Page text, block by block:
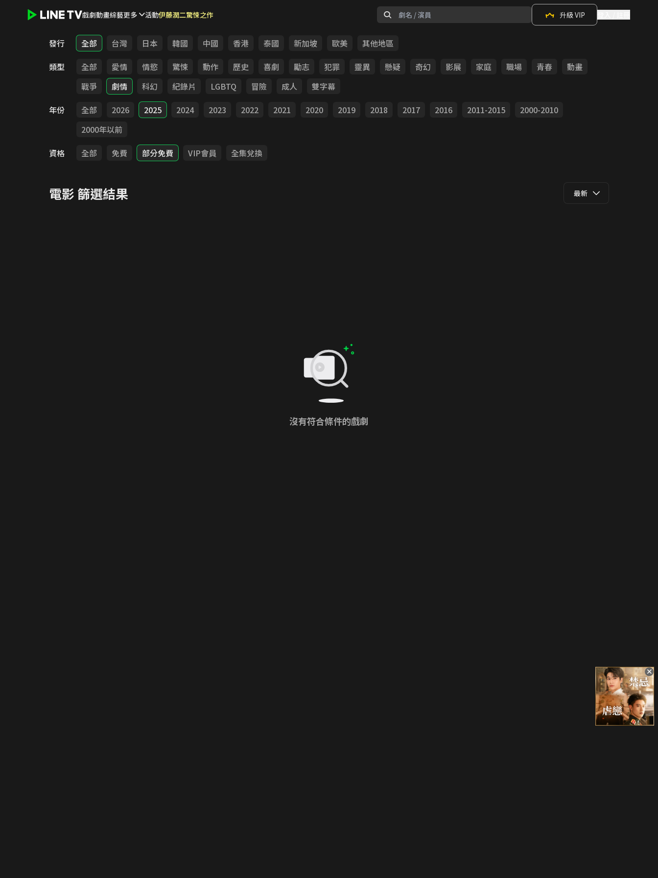
戲劇動畫綜藝更多 活動伊藤潤二驚悚之作 升級 VIP
發行 全部 台灣 日本 韓國 中國 香港 泰國 新加坡 歐美
其他地區
類型
全部 愛情 情慾 驚悚 動作 歷史 喜劇 勵志 犯罪 靈異 懸疑 奇幻 影展 家庭 職場 青春
動畫
戰爭
劇情 科幻 紀錄片 LGBTQ 冒險 成人
雙字幕
年份
全部 2026 2025 2024 2023 2022 2021 2020 2019 2018 2017 2016 2011-2015
2000-2010
2000年以前
資格
全部 免費 部分免費 VIP會員 全集兌換
電影 篩選結果 最新
沒有符合條件的戲劇